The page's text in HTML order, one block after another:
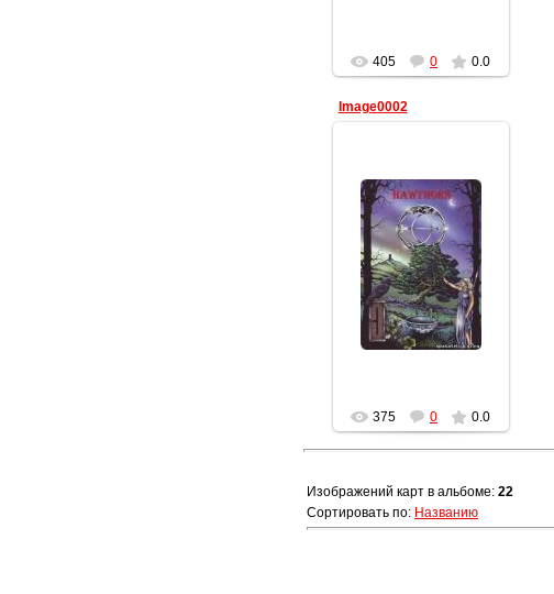
405 0 0.0
Image0002
10.02.2012
Геката
375 0 0.0
Изображений карт в альбоме: 22
Сортировать по: Названию